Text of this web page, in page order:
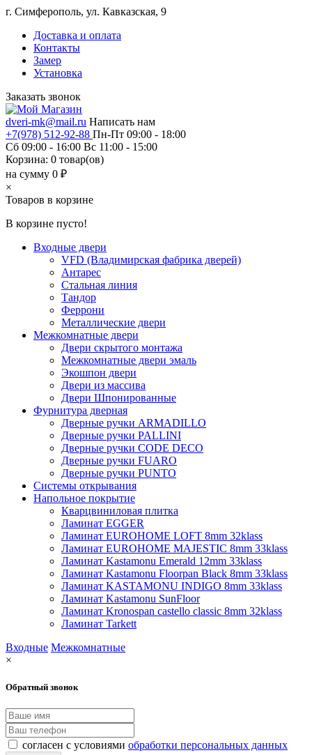
г. Симферополь, ул. Кавказская, 9
Доставка и оплата
Контакты
Замер
Установка
Заказать звонок
dveri-mk@mail.ru Написать нам
+7(978) 512-92-88 Пн-Пт 09:00 - 18:00
Сб 09:00 - 16:00 Вс 11:00 - 15:00
Корзина: 0 товар(ов)
на сумму 0 ₽
×
Товаров в корзине
В корзине пусто!
Входные двери
VFD (Владимирская фабрика дверей)
Антарес
Стальная линия
Тандор
Феррони
Металлические двери
Межкомнатные двери
Двери скрытого монтажа
Межкомнатные двери эмаль
Экошпон двери
Двери из массива
Двери Шпонированные
Фурнитура дверная
Дверные ручки ARMADILLO
Дверные ручки PALLINI
Дверные ручки CODE DECO
Дверные ручки FUARO
Дверные ручки PUNTO
Системы открывания
Напольное покрытие
Кварцвиниловая плитка
Ламинат EGGER
Ламинат EUROHOME LOFT 8mm 32klass
Ламинат EUROHOME MAJESTIC 8mm 33klass
Ламинат Kastamonu Emerald 12mm 33klass
Ламинат Kastamonu Floorpan Black 8mm 33klass
Ламинат KASTAMONU INDIGO 8mm 33klass
Ламинат Kastamonu SunFloor
Ламинат Kronospan castello classic 8mm 32klass
Ламинат Tarkett
Входные Межкомнатные
×
Обратный звонок
согласен с условиями обработки персональных данных